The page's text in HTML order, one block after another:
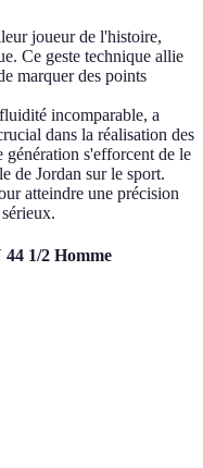
joueur de l'histoire,
Ce geste technique allie
marquer des points
incomparable, a
dans la réalisation des
s'efforcent de le
de Jordan sur le sport.
atteindre une précision
1/2 Homme